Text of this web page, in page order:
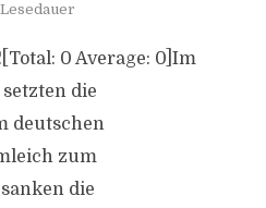
0 Average: 0]Im
die
deutschen
zum
die